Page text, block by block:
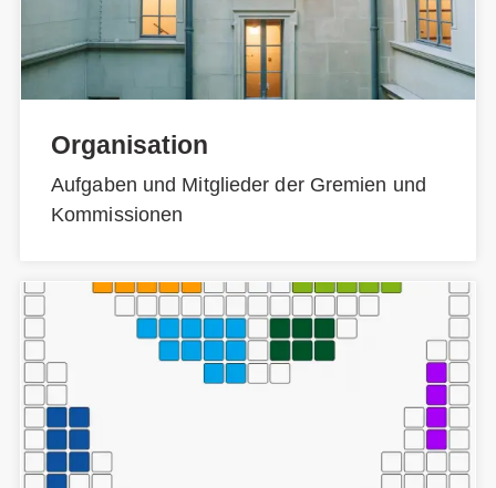
Organisation
Aufgaben und Mitglieder der Gremien und
Kommissionen